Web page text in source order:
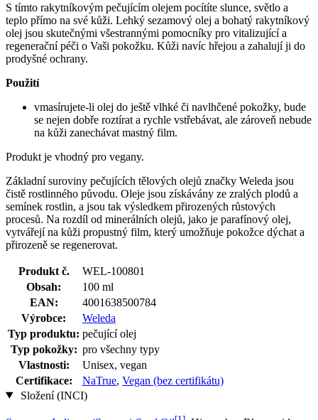
S tímto rakytníkovým pečujícím olejem pocítíte slunce, světlo a
teplo přímo na své kůži. Lehký sezamový olej a bohatý rakytníkový
olej jsou skutečnými všestrannými pomocníky pro vitalizující a
regenerační péči o Vaši pokožku. Kůži navíc hřejou a zahalují ji do
prodyšné ochrany.
Použití
vmasírujete-li olej do ještě vlhké či navlhčené pokožky, bude
se nejen dobře roztírat a rychle vstřebávat, ale zároveň nebude
na kůži zanechávat mastný film.
Produkt je vhodný pro vegany.
Základní suroviny pečujících tělových olejů značky Weleda jsou
čistě rostlinného původu. Oleje jsou získávány ze zralých plodů a
semínek rostlin, a jsou tak výsledkem přirozených růstových
procesů. Na rozdíl od minerálních olejů, jako je parafínový olej,
vytvářejí na kůži propustný film, který umožňuje pokožce dýchat a
přirozeně se regenerovat.
Produkt č.
WEL-100801
Obsah:
100 ml
EAN:
4001638500784
Výrobce:
Weleda
Typ produktu: pečující olej
Typ pokožky: pro všechny typy
Vlastnosti:
Unisex, vegan
Certifikace:
NaTrue, Vegan (bez certifikátu)
Složení (INCI)